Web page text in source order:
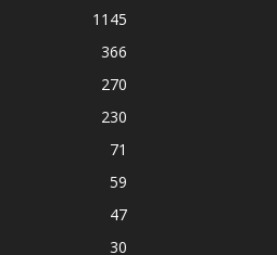
1145
366
270
230
71
59
47
30